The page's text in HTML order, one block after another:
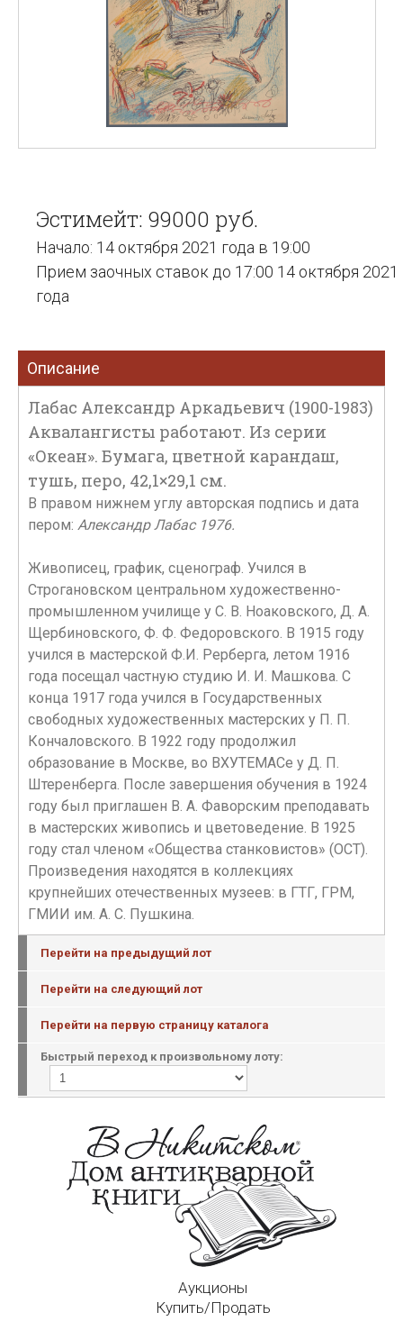
Эстимейт: 99000 руб.
Начало: 14 октября 2021 года в 19:00
Прием заочных ставок до 17:00 14 октября 2021
года
Описание
Лабас Александр Аркадьевич (1900-1983)
Аквалангисты работают. Из серии
«Океан». Бумага, цветной карандаш,
тушь, перо, 42,1×29,1 см.
В правом нижнем углу авторская подпись и дата
пером: Александр Лабас 1976.
Живописец, график, сценограф. Учился в
Строгановском центральном художественно-
промышленном училище у С. В. Ноаковского, Д. А.
Щербиновского, Ф. Ф. Федоровского. В 1915 году
учился в мастерской Ф.И. Рерберга, летом 1916
года посещал частную студию И. И. Машкова. С
конца 1917 года учился в Государственных
свободных художественных мастерских у П. П.
Кончаловского. В 1922 году продолжил
образование в Москве, во ВХУТЕМАСе у Д. П.
Штеренберга. После завершения обучения в 1924
году был приглашен В. А. Фаворским преподавать
в мастерских живопись и цветоведение. В 1925
году стал членом «Общества станковистов» (ОСТ).
Произведения находятся в коллекциях
крупнейших отечественных музеев: в ГТГ, ГРМ,
ГМИИ им. А. С. Пушкина.
Перейти на предыдущий лот
Перейти на следующий лот
Перейти на первую страницу каталога
Быстрый переход к произвольному лоту:
Аукционы
Купить/Продать